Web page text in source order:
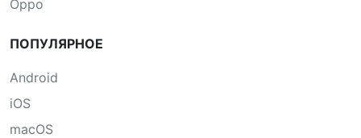
Oppo
ПОПУЛЯРНОЕ
Android
iOS
macOS